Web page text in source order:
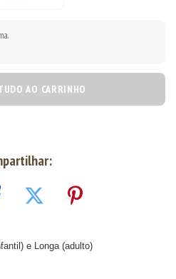
AO CARRINHO
e Longa (adulto)